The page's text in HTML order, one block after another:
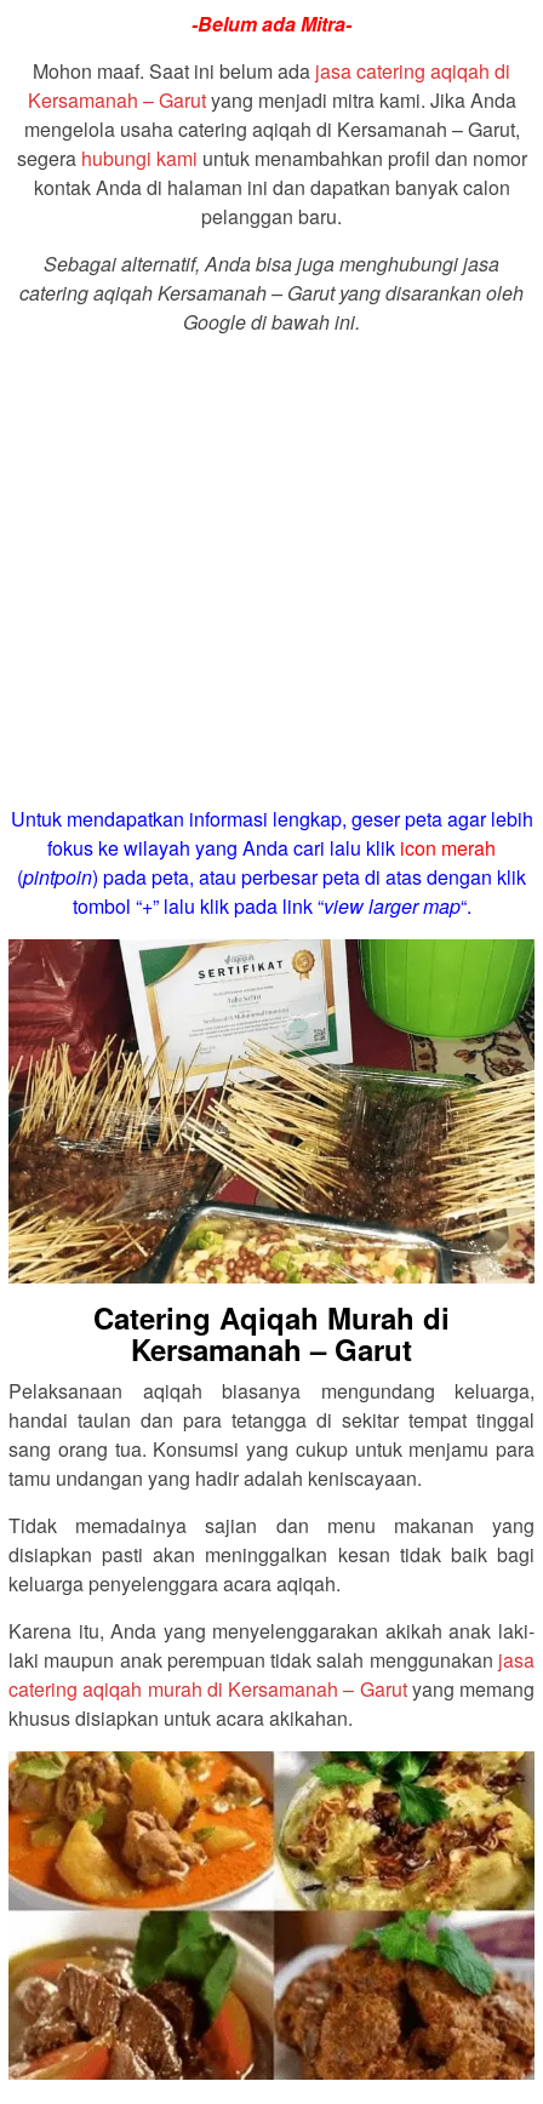
-Belum ada Mitra-
Mohon maaf. Saat ini belum ada jasa catering aqiqah di
Kersamanah – Garutyang menjadi mitra kami. Jika Anda
mengelola usaha catering aqiqah di Kersamanah – Garut,
segera hubungi kami untuk menambahkan profil dan nomor
kontak Anda di halaman ini dan dapatkan banyak calon
pelanggan baru.
Sebagai alternatif, Anda bisa juga menghubungi jasa
catering aqiqah Kersamanah – Garut yang disarankan oleh
Google di bawah ini.
Untuk mendapatkan informasi lengkap, geser peta agar lebih
fokus ke wilayah yang Anda cari lalu klik icon merah
(pintpoin) pada peta, atau perbesar peta di atas dengan klik
tombol “+” lalu klik pada link “view larger map“.
Catering Aqiqah Murah di
Kersamanah – Garut
Pelaksanaan aqiqah biasanya mengundang keluarga,
handai taulan dan para tetangga di sekitar tempat tinggal
sang orang tua. Konsumsi yang cukup untuk menjamu para
tamu undangan yang hadir adalah keniscayaan.
Tidak memadainya sajian dan menu makanan yang
disiapkan pasti akan meninggalkan kesan tidak baik bagi
keluarga penyelenggara acara aqiqah.
Karena itu, Anda yang menyelenggarakan akikah anak laki-
laki maupun anak perempuan tidak salah menggunakan jasa
catering aqiqah murah di Kersamanah – Garutyang memang
khusus disiapkan untuk acara akikahan.